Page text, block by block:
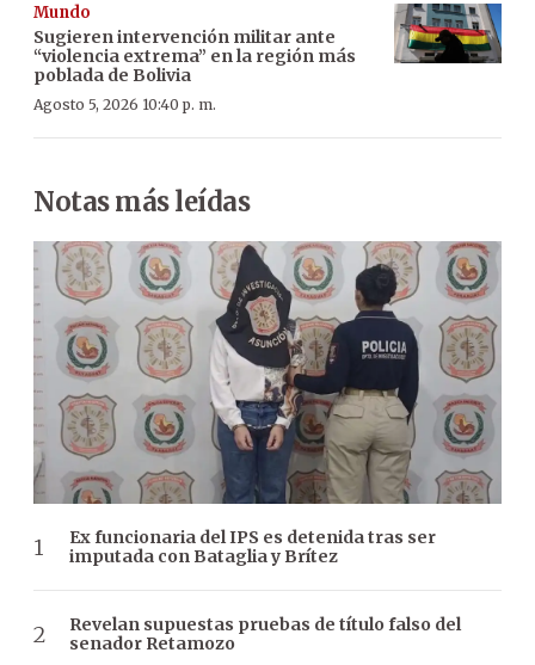
Mundo
Sugieren intervención militar ante
“violencia extrema” en la región más
poblada de Bolivia
Agosto 5, 2026 10:40 p. m.
Notas más leídas
Ex funcionaria del IPS es detenida tras ser
imputada con Bataglia y Brítez
Revelan supuestas pruebas de título falso del
senador Retamozo